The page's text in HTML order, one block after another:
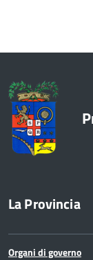
La Provincia
Organi di governo